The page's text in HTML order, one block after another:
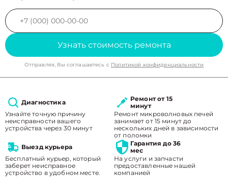
Узнать стоимость ремонта
Отправляя, Вы соглашаетесь с Политикой конфиденциальности
Диагностика
Узнайте точную причину
неисправности вашего
устройства через 30 минут
Ремонт от 15
минут
Ремонт микроволновых печей
занимает от 15 минут до
нескольких дней в зависимости
от поломки
Выезд курьера
Бесплатный курьер, который
заберет неисправное
устройство в удобном месте.
Гарантия до 36
мес
На услуги и запчасти
предоставленные нашей
компанией